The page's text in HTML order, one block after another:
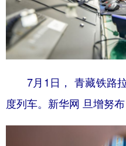
7月1日， 青藏铁路
度列车。新华网 旦增努